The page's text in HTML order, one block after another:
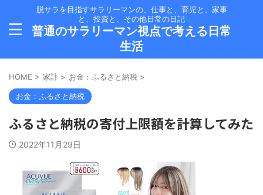
脱サラを目指すサラリーマンの、仕事と、育児と、家事
と、投資と、その他日常の日記
普通のサラリーマン視点で考える日常
生活
HOME > 家計 > お金：ふるさと納税 >
お金：ふるさと納税
ふるさと納税の寄付上限額を計算してみた
2022年11月29日